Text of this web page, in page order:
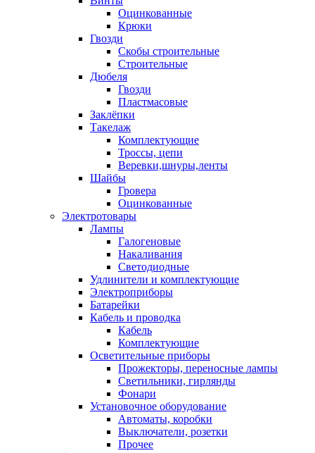
Оцинкованные
Крюки
Гвозди
Скобы строительные
Строительные
Дюбеля
Гвозди
Пластмасовые
Заклёпки
Такелаж
Комплектующие
Троссы, цепи
Веревки,шнуры,ленты
Шайбы
Гровера
Оцинкованные
Электротовары
Лампы
Галогеновые
Накаливания
Светодиодные
Удлинители и комплектующие
Электроприборы
Батарейки
Кабель и проводка
Кабель
Комплектующие
Осветительные приборы
Прожекторы, переносные лампы
Светильники, гирлянды
Фонари
Установочное оборудование
Автоматы, коробки
Выключатели, розетки
Прочее